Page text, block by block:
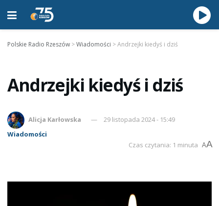
Polskie Radio Rzeszów >Wiadomości >Andrzejki kiedyś i dziś
Andrzejki kiedyś i dziś
Alicja Karłowska
29 listopada 2024 - 15:49
Wiadomości
Czas czytania: 1 minuta AA